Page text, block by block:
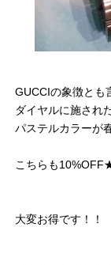
GUCCIの象徴とも
ダイヤルに施され
パステルカラーが
こちらも
大変お得です！！